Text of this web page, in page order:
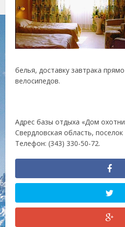
белья, доставку завтрака
велосипедов.
Адрес базы отдыха «Дом
Свердловская область,
Телефон: (343) 330-50-72.